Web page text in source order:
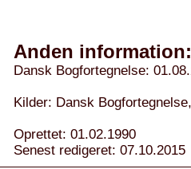
Anden information:
Dansk Bogfortegnelse:
Kilder: Dansk
Oprettet: 01.02.1990
Senest redigeret: 07.10.2015